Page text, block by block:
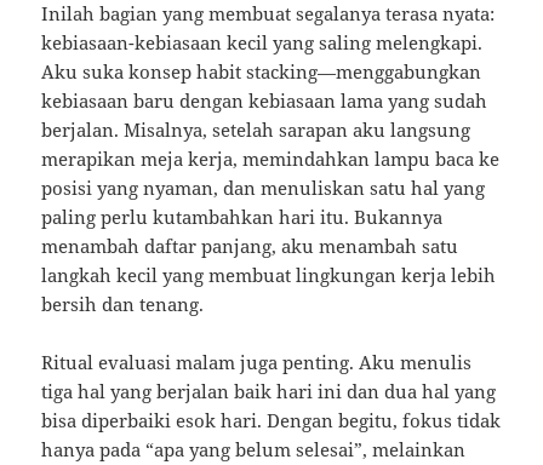
Inilah bagian yang membuat segalanya terasa nyata:
kebiasaan-kebiasaan kecil yang saling melengkapi.
Aku suka konsep habit stacking—menggabungkan
kebiasaan baru dengan kebiasaan lama yang sudah
berjalan. Misalnya, setelah sarapan aku langsung
merapikan meja kerja, memindahkan lampu baca ke
posisi yang nyaman, dan menuliskan satu hal yang
paling perlu kutambahkan hari itu. Bukannya
menambah daftar panjang, aku menambah satu
langkah kecil yang membuat lingkungan kerja lebih
bersih dan tenang.
Ritual evaluasi malam juga penting. Aku menulis
tiga hal yang berjalan baik hari ini dan dua hal yang
bisa diperbaiki esok hari. Dengan begitu, fokus tidak
hanya pada “apa yang belum selesai”, melainkan